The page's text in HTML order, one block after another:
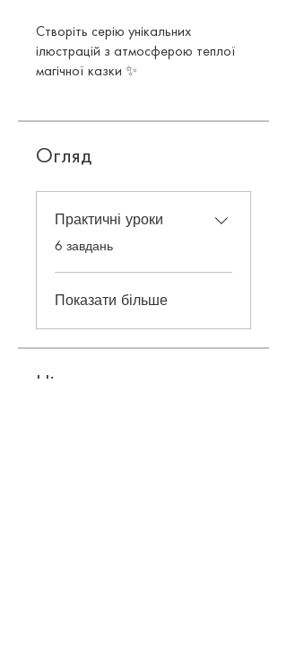
Створіть серію унікальних
ілюстрацій з атмосферою теплої
магічної казки ✨
Огляд
Практичні уроки
.
6 завдань
Показати більше
Ціна